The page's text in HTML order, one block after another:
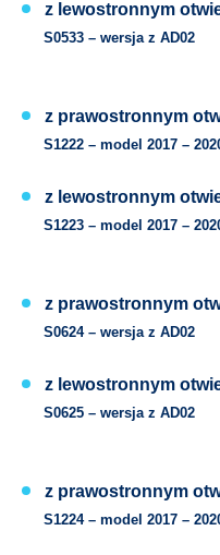
z lewostronnym
S0533 – wersja z AD02
z prawostronnym
S1222 – model 2017 –
z lewostronnym
S1223 – model 2017 –
z prawostronnym
S0624 – wersja z AD02
z lewostronnym
S0625 – wersja z AD02
z prawostronnym
S1224 – model 2017 –